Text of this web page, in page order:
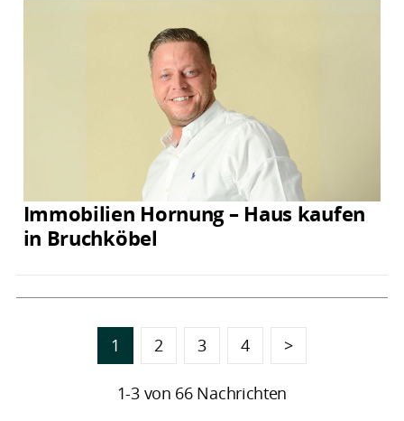
Immobilien Hornung – Haus kaufen
in Bruchköbel
1 2 3 4 >
1-3 von 66 Nachrichten